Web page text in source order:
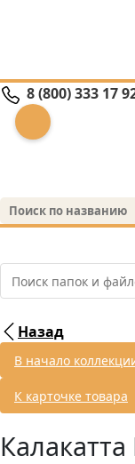
8 (800) 333 17
Назад
В начало
К карточке товара